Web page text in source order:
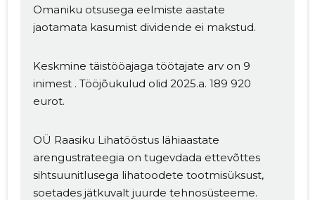
Omaniku otsusega eelmiste aastate
jaotamata kasumist dividende ei makstud.
Keskmine täistööajaga töötajate arv on 9
inimest . Tööjõukulud olid 2025.a. 189 920
eurot.
OÜ Raasiku Lihatööstus lähiaastate
arengustrateegia on tugevdada ettevõttes
sihtsuunitlusega lihatoodete tootmisüksust,
soetades jätkuvalt juurde tehnosüsteeme.
Muuda pildi
kirjeldust